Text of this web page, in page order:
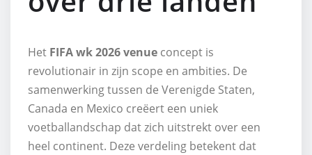
Het FIFA wk 2026 venue concept is
revolutionair in zijn scope en ambities. De
samenwerking tussen de Verenigde Staten,
Canada en Mexico creëert een uniek
voetballandschap dat zich uitstrekt over een
heel continent. Deze verdeling betekent dat